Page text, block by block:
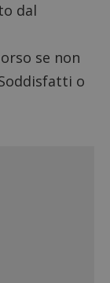
dal
se non
o